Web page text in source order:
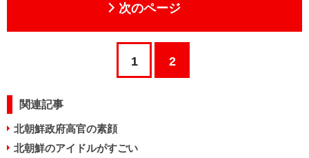
次のページ
1 2
関連記事
北朝鮮政府高官の素顔
北朝鮮のアイドルがすごい